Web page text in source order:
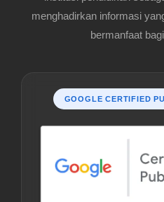
menghadirkan informasi
bermanfaat
GOOGLE CERTIFIED